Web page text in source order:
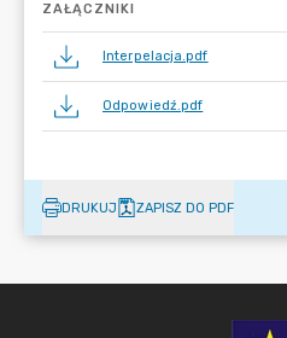
ZAŁĄCZNIKI
Interpelacja.pdf
Odpowiedź.pdf
DRUKUJ ZAPISZ DO PDF